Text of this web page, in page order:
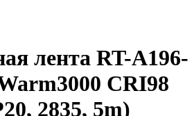
лента RT-A196-
CRI98
2835, 5m)